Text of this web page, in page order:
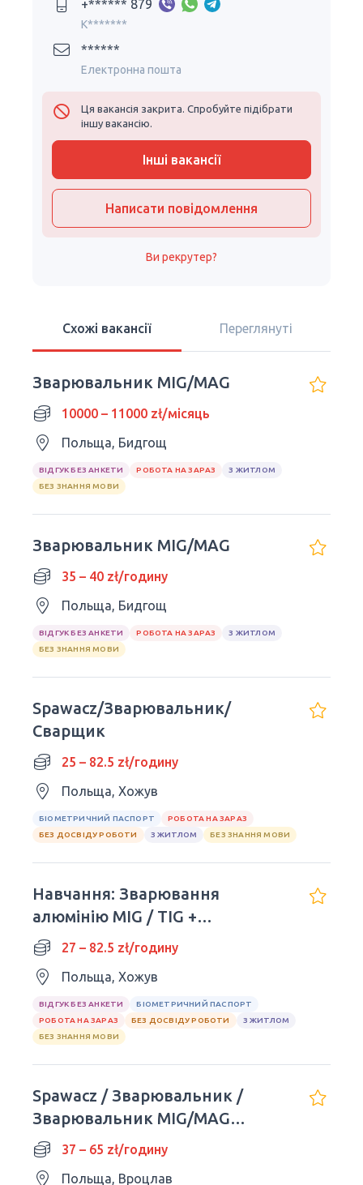
+****** 879
K*******
******
Електронна пошта
Ця вакансія закрита. Спробуйте підібрати
іншу вакансію.
Інші вакансії
Написати повідомлення
Ви рекрутер?
Схожі вакансії Переглянуті
Зварювальник MIG/MAG
10000 – 11000 zł/місяць
Польща, Бидгощ
ВІДГУК БЕЗ АНКЕТИ РОБОТА НА ЗАРАЗ
З ЖИТЛОМ
БЕЗ ЗНАННЯ МОВИ
Зварювальник MIG/MAG
35 – 40 zł/годину
Польща, Бидгощ
ВІДГУК БЕЗ АНКЕТИ РОБОТА НА ЗАРАЗ
З ЖИТЛОМ
БЕЗ ЗНАННЯ МОВИ
Spawacz/Зварювальник/
Сварщик
25 – 82.5 zł/годину
Польща, Хожув
БІОМЕТРИЧНИЙ ПАСПОРТ
РОБОТА НА ЗАРАЗ
БЕЗ ДОСВІДУ РОБОТИ
З ЖИТЛОМ БЕЗ ЗНАННЯ МОВИ
Навчання: Зварювання
алюмінію MIG / TIG +
Можливість працювати!
27 – 82.5 zł/годину
Польща, Хожув
ВІДГУК БЕЗ АНКЕТИ
БІОМЕТРИЧНИЙ ПАСПОРТ
РОБОТА НА ЗАРАЗ
БЕЗ ДОСВІДУ РОБОТИ
З ЖИТЛОМ
БЕЗ ЗНАННЯ МОВИ
Spawacz / Зварювальник /
Зварювальник MIG/MAG
(K/M/N)37 – 65 zł/годину
Польща, Вроцлав